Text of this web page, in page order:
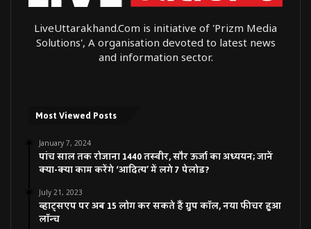
LiveUttarakhand.Com is initiative of 'Prizm Media
Solutions', A organisation devoted to latest news
and information sector.
Most Viewed Posts
January 7, 2024
पांच साल तक रोजाना 1440 तस्वीर, सौर ऊर्जा का अध्ययन; जानें
क्या-क्या काम करेंगे ‘आदित्य’ में लगे 7 पेलोड?
July 21, 2023
व्हाट्सएप पर अब 15 लोग कर सकते हैं ग्रुप कॉल, नया फीचर हुआ
लॉन्च